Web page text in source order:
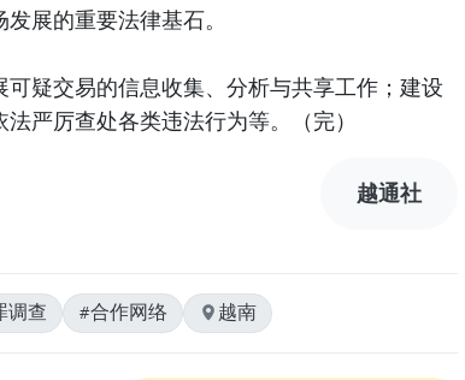
展的重要法律基石。
疑交易的信息收集、分析与共享工作；建设
严厉查处各类违法行为等。（完）
越通社
调查 #合作网络 越南